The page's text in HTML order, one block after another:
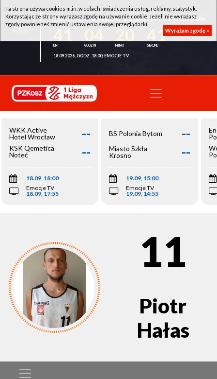
WKK ACTIVE HOTEL WROCŁAW - KSK QEMETICA NOTEĆ INOWROCŁAW
41
18.09.2026, GODZ. 18:00, EMOCJE TV
WKK Active
Hotel Wrocław
--
KSK Qemetica
Noteć
Inowrocław
--
18.09, 18:00
Emocje TV
18.09, 17:55
BS Polonia Bytom --
Miasto Szkła
Krosno
--
19.09, 15:00
Emocje TV
19.09, 14:55
11
Piotr
Hałas
Ta strona używa cookies m.in. w celach: świadczenia usług, reklamy, statystyk.
Korzystając ze strony wyrażasz zgodę na używanie cookie. Jeżeli nie wyrażasz
zgody powinieneś zmienić ustawienia swojej przeglądarki.
Wyrażam zgodę »